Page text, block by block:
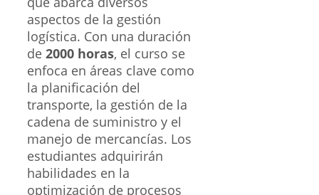
aspectos de la gestión
logística. Con una duración
de 2000 horas, el curso se
enfoca en áreas clave como
la planificación del
transporte, la gestión de la
cadena de suministro y el
manejo de mercancías. Los
estudiantes adquirirán
habilidades en la
optimización de procesos